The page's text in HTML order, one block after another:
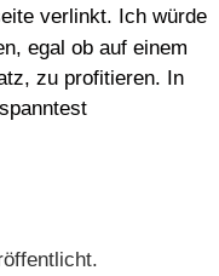
verlinkt. Ich würde
egal ob auf einem
zu profitieren. In